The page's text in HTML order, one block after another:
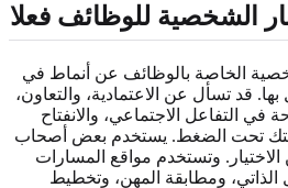
الشخصية للوظائف فعلا
الخاصة بالوظائف عن أنماط في
قد تسأل عن الاعتمادية، والتعاون،
في التفاعل الاجتماعي، والانفتاح
تحت الضغط. يستخدم بعض أصحاب
وتستخدم مواقع المسارات
الذاتي، ومطابقة المهن، وتخطيط